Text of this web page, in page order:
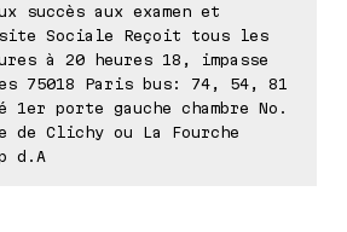
succès aux examen et
Sociale Reçoit tous les
à 20 heures 18, impasse
75018 Paris bus: 74, 54, 81
1er porte gauche chambre No.
de Clichy ou La Fourche
d.A